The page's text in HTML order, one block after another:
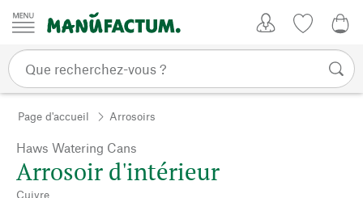
Passer au contenu
Page d'accueil Arrosoirs
Haws Watering Cans
Arrosoir d'intérieur
Cuivre